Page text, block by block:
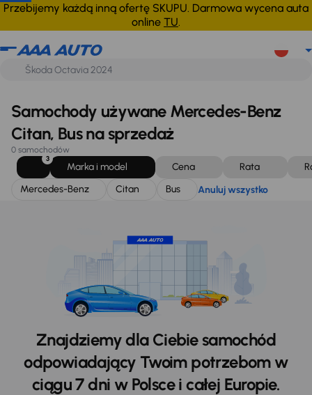
Przebijemy każdą inną ofertę SKUPU. Darmowa wycena auta
online TU.
Mercedes-Benz Citan Bus Anuluj wszystko
Samochody używane Mercedes-Benz
Citan, Bus na sprzedaż
0 samochodów
3
Marka i model Cena Rata
Mercedes-Benz
Citan Bus Anuluj wszystko
Znajdziemy dla Ciebie samochód
odpowiadający Twoim potrzebom w
ciągu 7 dni w Polsce i całej Europie.